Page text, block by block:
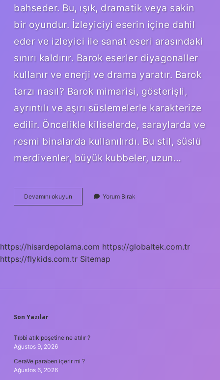
bahseder. Bu, ışık, dramatik veya sakin
bir oyundur. İzleyiciyi eserin içine dahil
eder ve izleyici ile sanat eseri arasındaki
sınırı kaldırır. Barok eserler diyagonaller
kullanır ve enerji ve drama yaratır. Barok
tarzı nasıl? Barok mimarisi, gösterişli,
ayrıntılı ve aşırı süslemelerle karakterize
edilir. Öncelikle kiliselerde, saraylarda ve
resmi binalarda kullanılırdı. Bu stil, süslü
merdivenler, büyük kubbeler, uzun…
Devamını okuyun
Ve
Yorum Bırak
https://hisardepolama.com https://globaltek.com.tr
https://flykids.com.tr Sitemap
SIDEBAR
Son Yazılar
Tıbbi atık poşetine ne atılır ?
Ağustos 9, 2026
CeraVe paraben içerir mi ?
Ağustos 6, 2026